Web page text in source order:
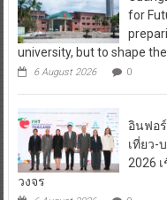
for
university, but to shape
6 August 2026 0
อินฟอ
เที่ยว-
2026
วงจร